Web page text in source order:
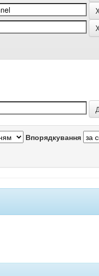
Впорядкування